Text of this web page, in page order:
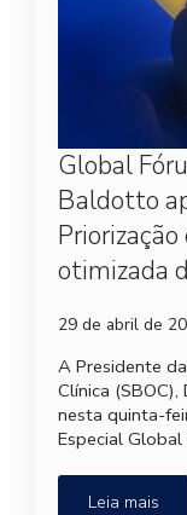
Global
Baldotto
otimizada
29 de abril de
A Presidente
Clínica
nesta quinta-
Especial
Leia mais